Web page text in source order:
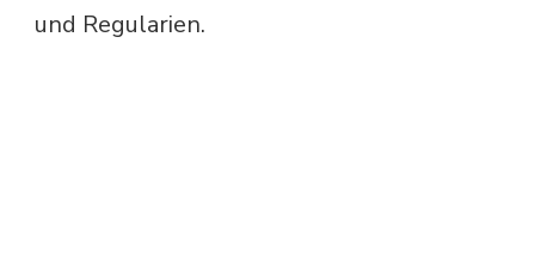
und Regularien.